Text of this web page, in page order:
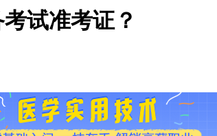
试准考证？